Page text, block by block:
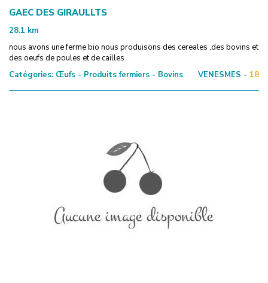
GAEC DES GIRAULLTS
28.1 km
nous avons une ferme bio nous produisons des cereales ,des bovins et
des oeufs de poules et de cailles
Catégories: Œufs - Produits fermiers - Bovins VENESMES - 18